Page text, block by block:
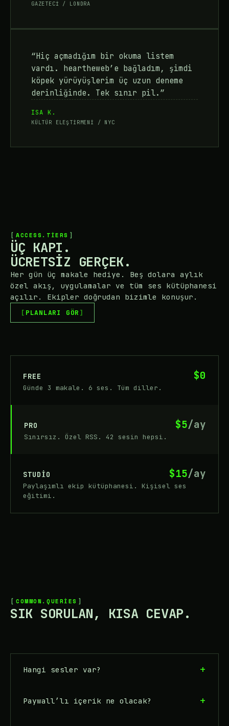
GAZETECİ / LONDRA
“Hiç açmadığım bir okuma listem
vardı. heartheweb’e bağladım, şimdi
köpek yürüyüşlerim üç uzun deneme
derinliğinde. Tek sınır pil.”
ISA K.
KÜLTÜR ELEŞTİRMENİ / NYC
ACCESS.TIERS
ÜÇ KAPI.
ÜCRETSIZ GERÇEK.
Her gün üç makale hediye. Beş dolara aylık
özel akış, uygulamalar ve tüm ses kütüphanesi
açılır. Ekipler doğrudan bizimle konuşur.
PLANLARI GÖR
FREE $0
Günde 3 makale. 6 ses. Tüm diller.
PRO $5/ay
Sınırsız. Özel RSS. 42 sesin hepsi.
STUDIO $15/ay
Paylaşımlı ekip kütüphanesi. Kişisel ses
eğitimi.
COMMON.QUERIES
SIK SORULAN, KISA CEVAP.
Hangi sesler var?
Paywall’lı içerik ne olacak?